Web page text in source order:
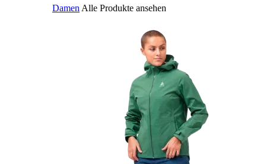
Damen Alle Produkte ansehen